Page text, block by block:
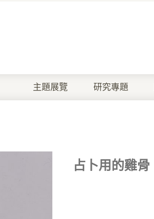
主題展覽 研究專題
占卜用的雞骨